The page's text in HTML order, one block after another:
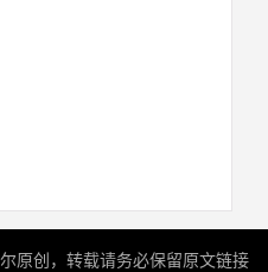
原创，转载请务必保留原文链接